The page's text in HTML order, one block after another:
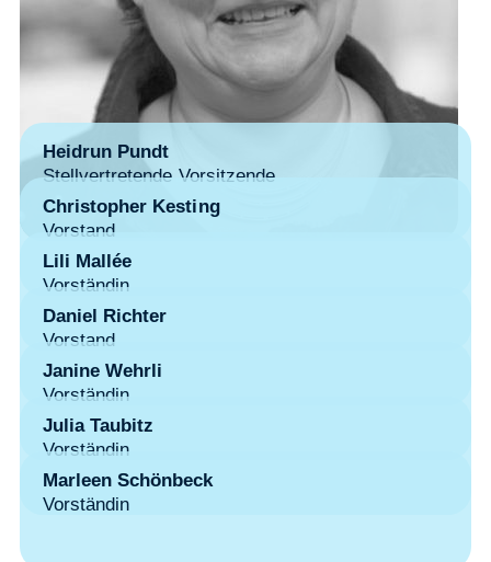
Heidrun Pundt
Stellvertretende Vorsitzende
Christopher Kesting
Vorstand
Lili Mallée
Vorständin
Daniel Richter
Vorstand
Janine Wehrli
Vorständin
Julia Taubitz
Vorständin
Marleen Schönbeck
Vorständin